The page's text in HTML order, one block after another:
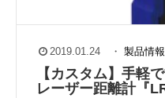
2019.01.24 ・ 製品情報
【カスタム】手軽
レーザー距離計『